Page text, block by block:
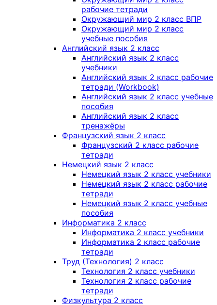
рабочие тетради
Окружающий мир 2 класс ВПР
Окружающий мир 2 класс
учебные пособия
Английский язык 2 класс
Английский язык 2 класс
учебники
Английский язык 2 класс рабочие
тетради (Workbook)
Английский язык 2 класс учебные
пособия
Английский язык 2 класс
тренажёры
Французский язык 2 класс
Французский 2 класс рабочие
тетради
Немецкий язык 2 класс
Немецкий язык 2 класс учебники
Немецкий язык 2 класс рабочие
тетради
Немецкий язык 2 класс учебные
пособия
Информатика 2 класс
Информатика 2 класс учебники
Информатика 2 класс рабочие
тетради
Труд (Технология) 2 класс
Технология 2 класс учебники
Технология 2 класс рабочие
тетради
Физкультура 2 класс